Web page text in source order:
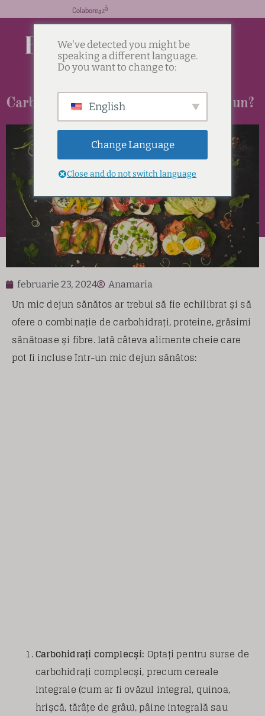
Colaborează
FinediningMagazine
Carbohidrați sau proteine la micul dejun?
februarie 23, 2024 Anamaria
Un mic dejun sănătos ar trebui să fie echilibrat și să
ofere o combinație de carbohidrați, proteine, grăsimi
sănătoase și fibre. Iată câteva alimente cheie care
pot fi incluse într-un mic dejun sănătos:
Carbohidrați complecși: Optați pentru surse de
carbohidrați complecși, precum cereale
integrale (cum ar fi ovăzul integral, quinoa,
hrișcă, tărâțe de grâu), pâine integrală sau
We've detected you might be
speaking a different language.
Do you want to change to:
English
Change Language
Close and do not switch language